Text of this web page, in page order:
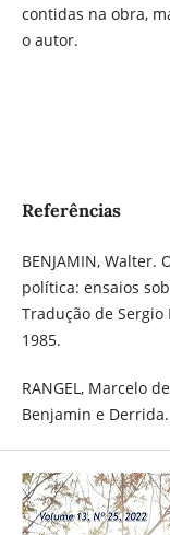
contidas na obra,
o autor.
Referências
BENJAMIN, Walter.
política: ensaios
Tradução de Sergio
1985.
RANGEL, Marcelo
Benjamin e Derrida.